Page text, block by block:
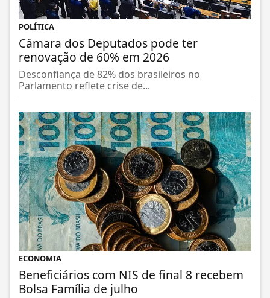
POLÍTICA
Câmara dos Deputados pode ter
renovação de 60% em 2026
Desconfiança de 82% dos brasileiros no
Parlamento reflete crise de...
ECONOMIA
Beneficiários com NIS de final 8 recebem
Bolsa Família de julho